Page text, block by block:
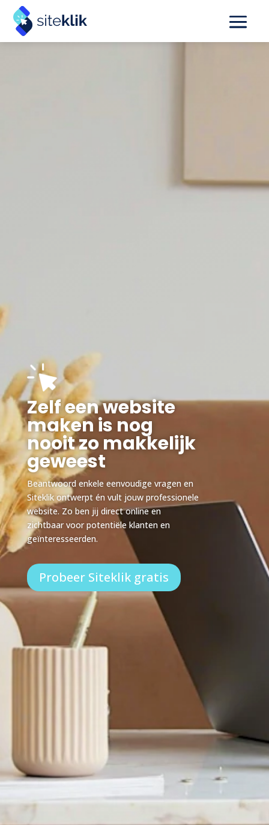
Zelf een website
maken is nog
nooit zo makkelijk
geweest
Beantwoord enkele eenvoudige vragen en
Siteklik ontwerpt én vult jouw professionele
website. Zo ben jij direct online en
zichtbaar voor potentiële klanten en
geïnteresseerden.
Probeer Siteklik gratis